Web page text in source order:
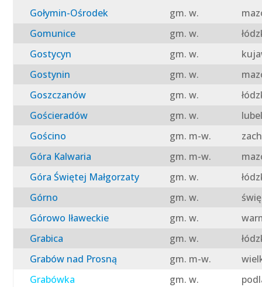
Gołymin-Ośrodek
gm. w.
Gomunice
gm. w.
Gostycyn
gm. w.
Gostynin
gm. w.
Goszczanów
gm. w.
Gościeradów
gm. w.
Gościno
gm. m-w.
Góra Kalwaria
gm. m-w.
Góra Świętej Małgorzaty
gm. w.
Górno
gm. w.
Górowo Iławeckie
gm. w.
Grabica
gm. w.
Grabów nad Prosną
gm. m-w.
Grabówka
gm. w.